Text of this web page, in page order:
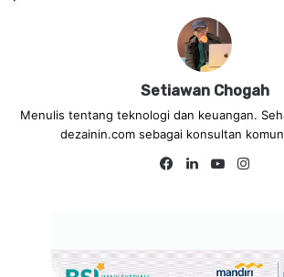
Setiawan Chogah
Menulis tentang teknologi dan keuangan.
dezainin.com sebagai konsultan
Fa
Lin
Yo